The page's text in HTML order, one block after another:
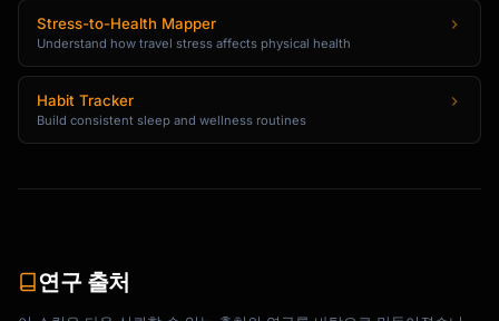
Stress-to-Health Mapper
Understand how travel stress affects physical health
Habit Tracker
Build consistent sleep and wellness routines
연구 출처